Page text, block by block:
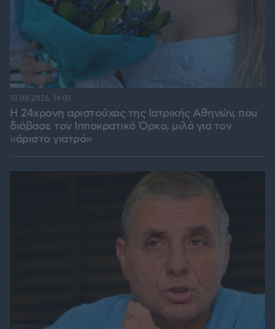
Η 24χρονη αριστούχος της Ιατρικής Αθηνών, που
διάβασε τον Ιπποκρατικό Όρκο, μιλά για τον
«άριστο γιατρό»
10.08.2026, 14:01